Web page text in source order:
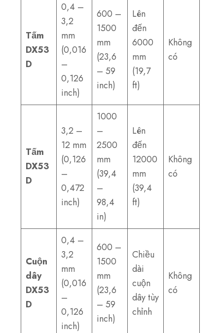
Tấm
DX53
D
0,4 –
3,2
mm
(0,016
–
0,126
inch)
600 –
1500
mm
(23,6
– 59
inch)
Lên
đến
6000
mm
(19,7
ft)
Không
có
Tấm
DX53
D
3,2 –
12 mm
(0,126
–
0,472
inch)
1000
–
2500
mm
(39,4
–
98,4
in)
Lên
đến
12000
mm
(39,4
ft)
Không
có
Cuộn
dây
DX53
D
0,4 –
3,2
mm
(0,016
–
0,126
inch)
600 –
1500
mm
(23,6
– 59
inch)
Chiều
dài
cuộn
dây tùy
chỉnh
Không
có